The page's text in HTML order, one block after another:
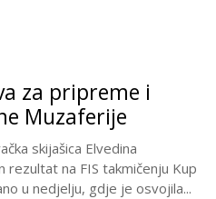
za pripreme i
Muzaferije
skijašica Elvedina
na FIS takmičenju Kup
u nedjelju, gdje je osvojila...